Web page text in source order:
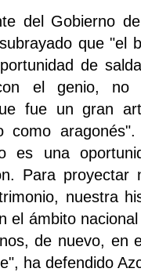
del Gobierno
que "el
de
el genio, no
fue un gran
como
es una
Para proyectar
nuestra
el ámbito
de nuevo, en
ha defendido